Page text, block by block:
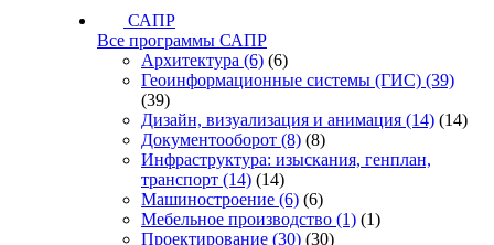
САПР
Все программы САПР
Архитектура (6) (6)
Геоинформационные системы (ГИС) (39)
(39)
Дизайн, визуализация и анимация (14) (14)
Документооборот (8) (8)
Инфраструктура: изыскания, генплан,
транспорт (14) (14)
Машиностроение (6) (6)
Мебельное производство (1) (1)
Проектирование (30) (30)